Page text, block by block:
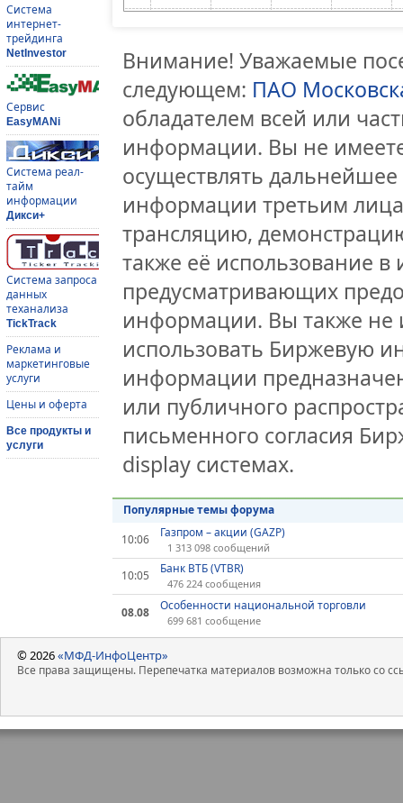
Система
интернет-
трейдинга
NetInvestor
Сервис
EasyMANi
Система реал-
тайм
информации
Дикси+
Система запроса
данных
теханализа
TickTrack
Реклама и
маркетинговые
услуги
Цены и оферта
Все продукты и
услуги
Внимание! Уважаемые
следующем: ПАО
обладателем всей или
информации. Вы не
осуществлять
информации третьим
трансляцию,
также её использование
предусматривающих
информации. Вы также не
использовать Биржевую
информации
или публичного
письменного согласия
display системах.
Популярные темы форума
10:06
Газпром – акции (GAZP)
1 313 098 сообщений
10:05 Банк ВТБ (VTBR)
476 224 сообщения
08.08 Особенности национальной торговли
699 681 сообщение
© 2026«МФД-ИнфоЦентр»
Все права защищены. Перепечатка материалов возможна только со